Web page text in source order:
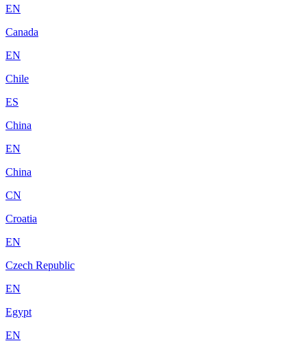
EN
Canada
EN
Chile
ES
China
EN
China
CN
Croatia
EN
Czech Republic
EN
Egypt
EN